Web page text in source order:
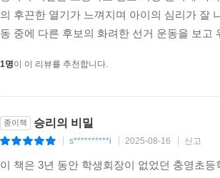
승리의 비밀은 초등학교 전교 회장 선거에 나
의 후끈한 열기가 느껴지며 아이의 심리가 잘
종이책 승리의 비밀
| s**********i | 2025-08-16 | 신고